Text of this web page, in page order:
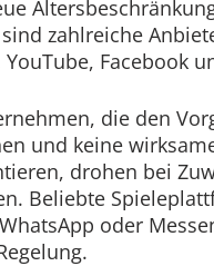
zahlreiche
YouTube, Facebook
die den
und keine
drohen bei
Beliebte
oder